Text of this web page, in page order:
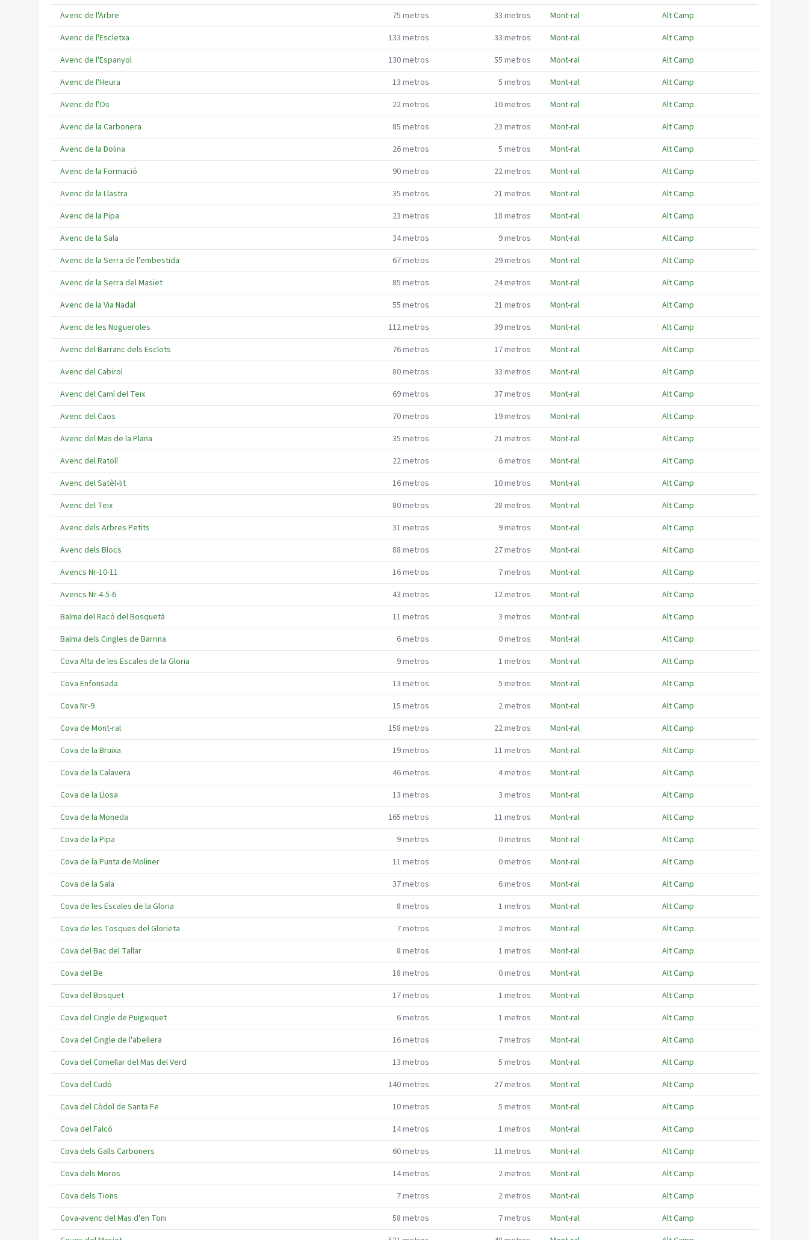
Avenc de l'Arbre
75 metros 33 metros Mont-ral
Alt Camp
Avenc de l'Escletxa
133 metros 33 metros Mont-ral
Alt Camp
Avenc de l'Espanyol
130metros 55 metros Mont-ral
Alt Camp
Avenc de l'Heura
13 metros 5 metros Mont-ral
Alt Camp
Avenc de l'Os
22metros 10metros Mont-ral
Alt Camp
Avenc de la Carbonera
85 metros 23 metros Mont-ral
Alt Camp
Avenc de la Dolina
26metros 5 metros Mont-ral
Alt Camp
Avenc de la Formació
90metros 22metros Mont-ral
Alt Camp
Avenc de la Llastra
35 metros 21 metros Mont-ral
Alt Camp
Avenc de la Pipa
23 metros 18 metros Mont-ral
Alt Camp
Avenc de la Sala
34metros 9metros Mont-ral
Alt Camp
Avenc de la Serra de l'embestida
67metros 29metros Mont-ral
Alt Camp
Avenc de la Serra del Masiet
85 metros 24metros Mont-ral
Alt Camp
Avenc de la Via Nadal
55 metros 21 metros Mont-ral
Alt Camp
Avenc de les Nogueroles
112metros 39metros Mont-ral
Alt Camp
Avenc del Barranc dels Esclots
76metros 17metros Mont-ral
Alt Camp
Avenc del Cabirol
80metros 33 metros Mont-ral
Alt Camp
Avenc del Camí del Teix
69metros 37metros Mont-ral
Alt Camp
Avenc del Caos
70metros 19metros Mont-ral
Alt Camp
Avenc del Mas de la Plana
35 metros 21 metros Mont-ral
Alt Camp
Avenc del Ratolí
22metros 6metros Mont-ral
Alt Camp
Avenc del Satèl•lit
16metros 10metros Mont-ral
Alt Camp
Avenc del Teix
80metros 28 metros Mont-ral
Alt Camp
Avenc dels Arbres Petits
31 metros 9metros Mont-ral
Alt Camp
Avenc dels Blocs
88 metros 27metros Mont-ral
Alt Camp
Avencs Nr-10-11
16metros 7metros Mont-ral
Alt Camp
Avencs Nr-4-5-6
43 metros 12metros Mont-ral
Alt Camp
Balma del Racó del Bosquetà
11 metros 3 metros Mont-ral
Alt Camp
Balma dels Cingles de Barrina
6metros 0metros Mont-ral
Alt Camp
Cova Alta de les Escales de la Gloria
9metros 1 metros Mont-ral
Alt Camp
Cova Enfonsada
13 metros 5 metros Mont-ral
Alt Camp
Cova Nr-9
15 metros 2metros Mont-ral
Alt Camp
Cova de Mont-ral
158 metros 22metros Mont-ral
Alt Camp
Cova de la Bruixa
19metros 11 metros Mont-ral
Alt Camp
Cova de la Calavera
46metros 4metros Mont-ral
Alt Camp
Cova de la Llosa
13 metros 3 metros Mont-ral
Alt Camp
Cova de la Moneda
165 metros 11 metros Mont-ral
Alt Camp
Cova de la Pipa
9metros 0metros Mont-ral
Alt Camp
Cova de la Punta de Moliner
11 metros 0metros Mont-ral
Alt Camp
Cova de la Sala
37metros 6metros Mont-ral
Alt Camp
Cova de les Escales de la Gloria
8 metros 1 metros Mont-ral
Alt Camp
Cova de les Tosques del Glorieta
7metros 2metros Mont-ral
Alt Camp
Cova del Bac del Tallar
8 metros 1 metros Mont-ral
Alt Camp
Cova del Be
18 metros 0metros Mont-ral
Alt Camp
Cova del Bosquet
17metros 1 metros Mont-ral
Alt Camp
Cova del Cingle de Puigxiquet
6metros 1 metros Mont-ral
Alt Camp
Cova del Cingle de l'abellera
16metros 7metros Mont-ral
Alt Camp
Cova del Comellar del Mas del Verd
13 metros 5 metros Mont-ral
Alt Camp
Cova del Cudó
140metros 27metros Mont-ral
Alt Camp
Cova del Còdol de Santa Fe
10metros 5 metros Mont-ral
Alt Camp
Cova del Falcó
14metros 1 metros Mont-ral
Alt Camp
Cova dels Galls Carboners
60metros 11 metros Mont-ral
Alt Camp
Cova dels Moros
14metros 2metros Mont-ral
Alt Camp
Cova dels Tions
7metros 2metros Mont-ral
Alt Camp
Cova-avenc del Mas d'en Toni
58 metros 7metros Mont-ral
Alt Camp